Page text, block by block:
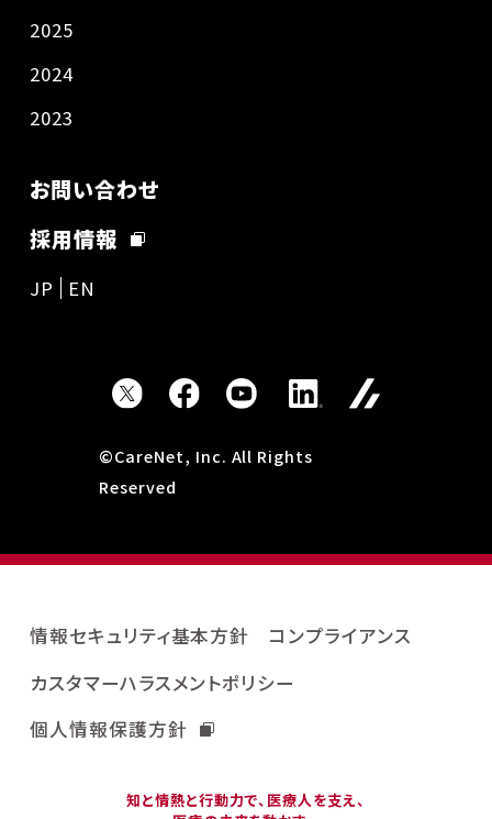
2025
2024
2023
お問い合わせ
採用情報
JP EN
©CareNet, Inc. All Rights
Reserved
知と情熱と行動力で、医療人を支え、
情報セキュリティ基本方針
コンプライアンス
カスタマーハラスメントポリシー
個人情報保護方針